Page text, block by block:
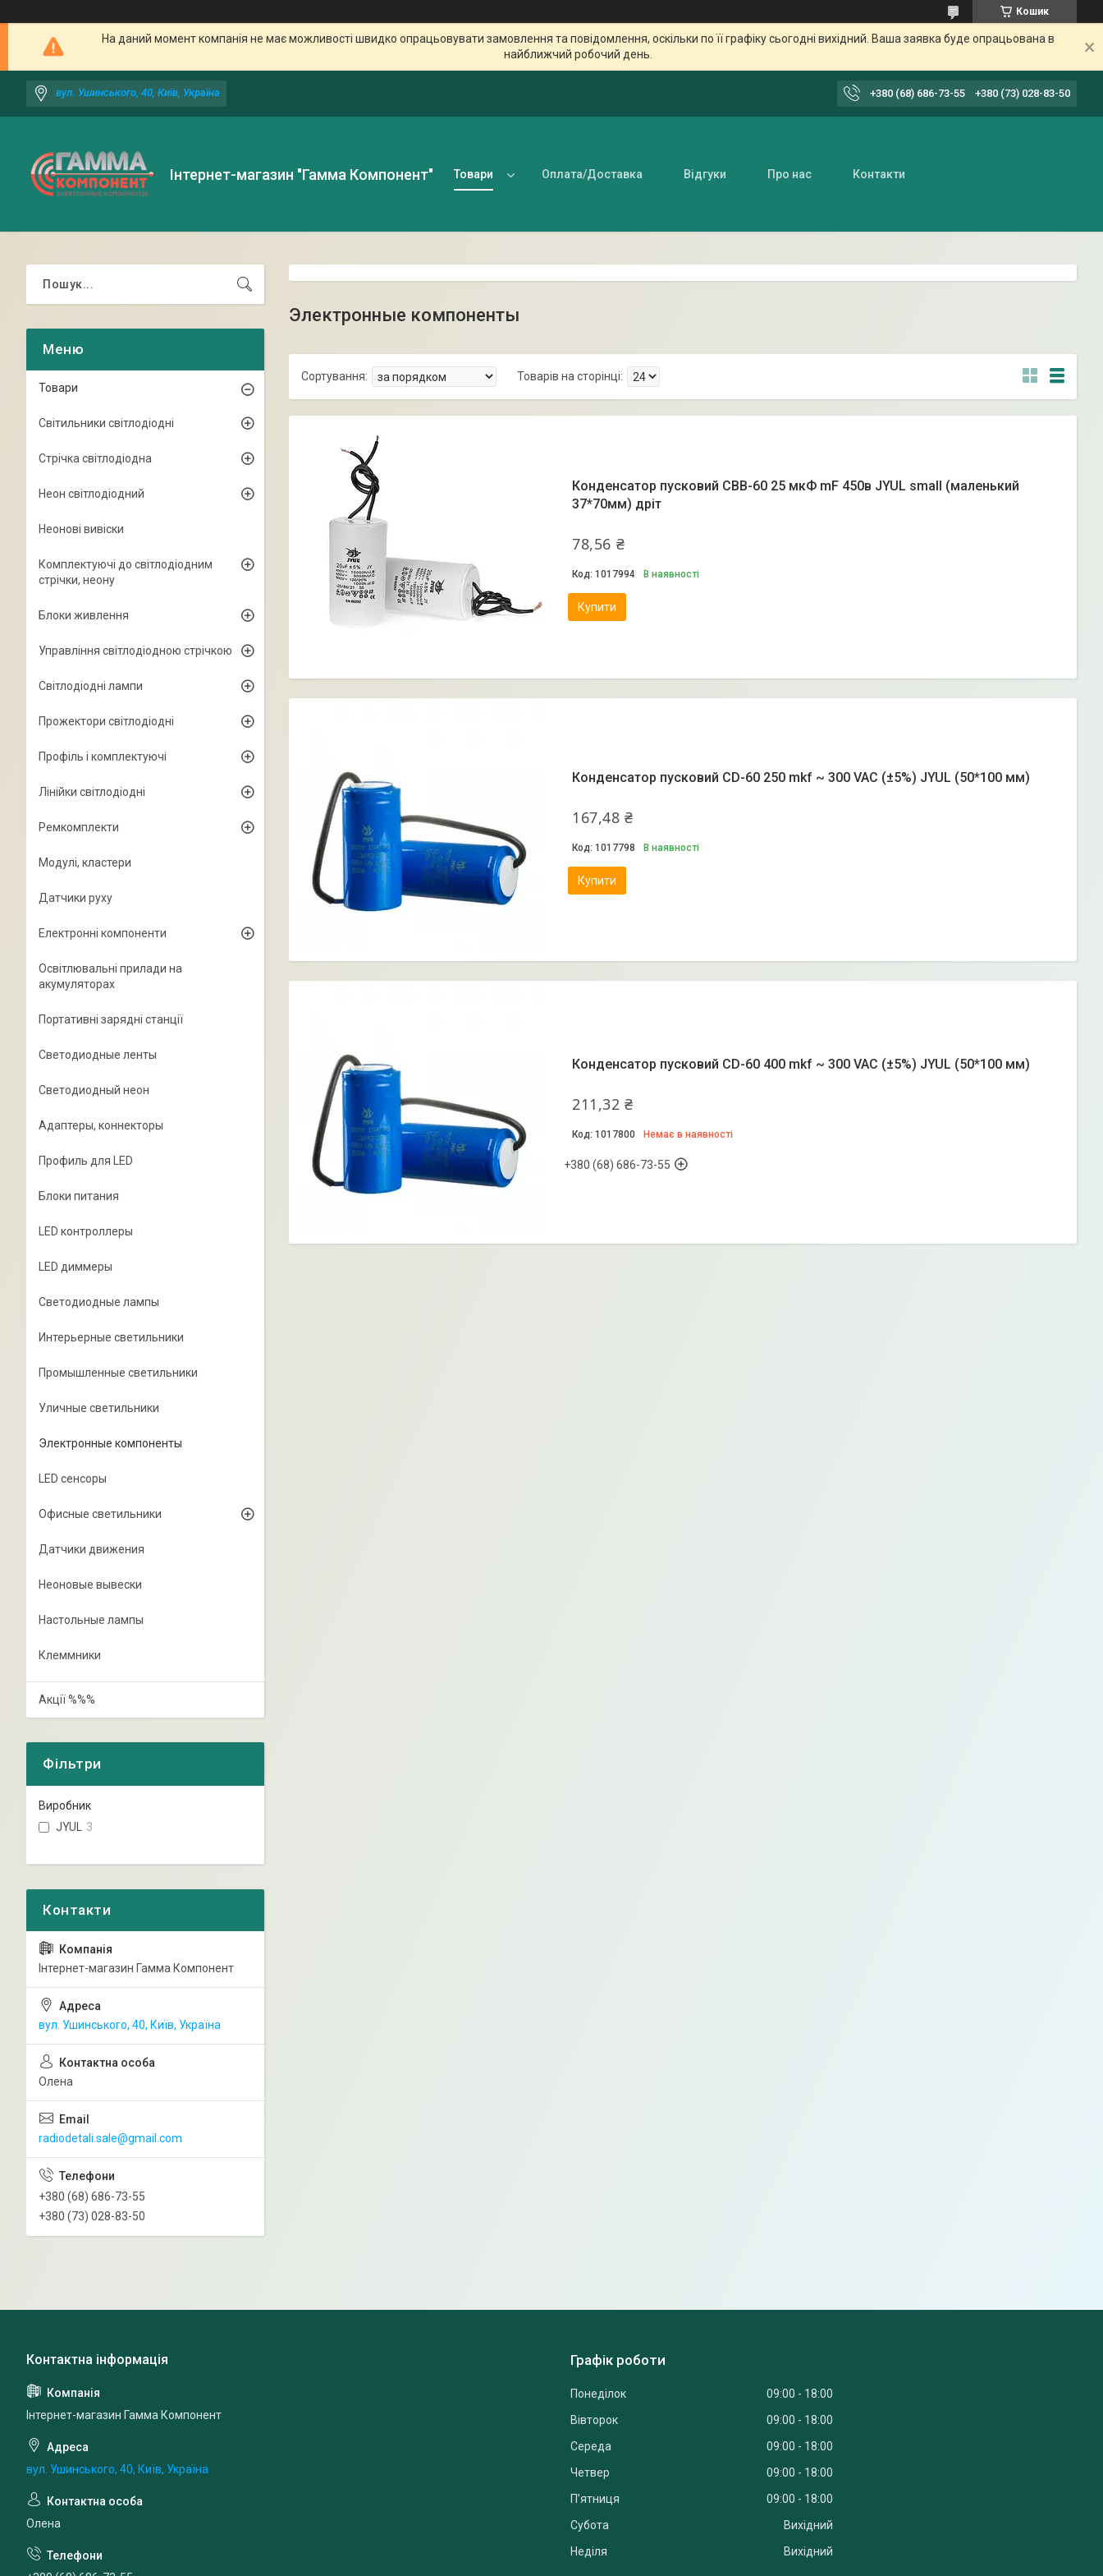
Кошик
На даний момент компанія не має можливості швидко опрацьовувати замовлення та повідомлення, оскільки по її графіку сьогодні вихідний. Ваша заявка буде опрацьована в
найближчий робочий день.
вул. Ушинського, 40, Київ, Україна +380 (68) 686-73-55 +380 (73) 028-83-50
Інтернет-магазин "Гамма Компонент" Товари Оплата/Доставка Відгуки Про нас Контакти
Электронные компоненты
Конденсатор пусковий CBB-60 25 мкФ mF 450в JYUL small (маленький
37*70мм) дріт
78,56 ₴
1017994 В наявності
Купити
Конденсатор пусковий CD-60 250 mkf ~ 300 VAC (±5%) JYUL (50*100 мм)
167,48 ₴
1017798 В наявності
Купити
Конденсатор пусковий CD-60 400 mkf ~ 300 VAC (±5%) JYUL (50*100 мм)
211,32 ₴
1017800 Немає в наявності
+380 (68) 686-73-55
Товари
Світильники світлодіодні
Стрічка світлодіодна
Неон світлодіодний
Неонові вивіски
Комплектуючі до світлодіодним
стрічки, неону
Блоки живлення
Управління світлодіодною стрічкою
Світлодіодні лампи
Прожектори світлодіодні
Профіль і комплектуючі
Лінійки світлодіодні
Ремкомплекти
Модулі, кластери
Датчики руху
Електронні компоненти
Освітлювальні прилади на
акумуляторах
Портативні зарядні станції
Светодиодные ленты
Светодиодный неон
Адаптеры, коннекторы
Профиль для LED
Блоки питания
LED контроллеры
LED диммеры
Светодиодные лампы
Интерьерные светильники
Промышленные светильники
Уличные светильники
Электронные компоненты
LED сенсоры
Офисные светильники
Датчики движения
Неоновые вывески
Настольные лампы
Клеммники
Акції %%%
Фільтри
Виробник
JYUL
3
Інтернет-магазин Гамма Компонент
вул. Ушинського, 40, Київ, Україна
Олена
radiodetali.sale@gmail.com
+380 (68) 686-73-55
+380 (73) 028-83-50
Інтернет-магазин Гамма Компонент
вул. Ушинського, 40, Київ, Україна
Олена
Графік роботи
Понеділок 09:00
18:00
Вівторок
09:00
18:00
Середа
09:00
18:00
Четвер
09:00
18:00
Пʼятниця
09:00
18:00
Субота
Вихідний
Неділя
Вихідний